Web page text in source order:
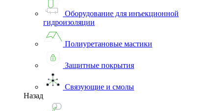
Оборудование для инъекционной
гидроизоляции
Полиуретановые мастики
Защитные покрытия
Связующие и смолы
Назад